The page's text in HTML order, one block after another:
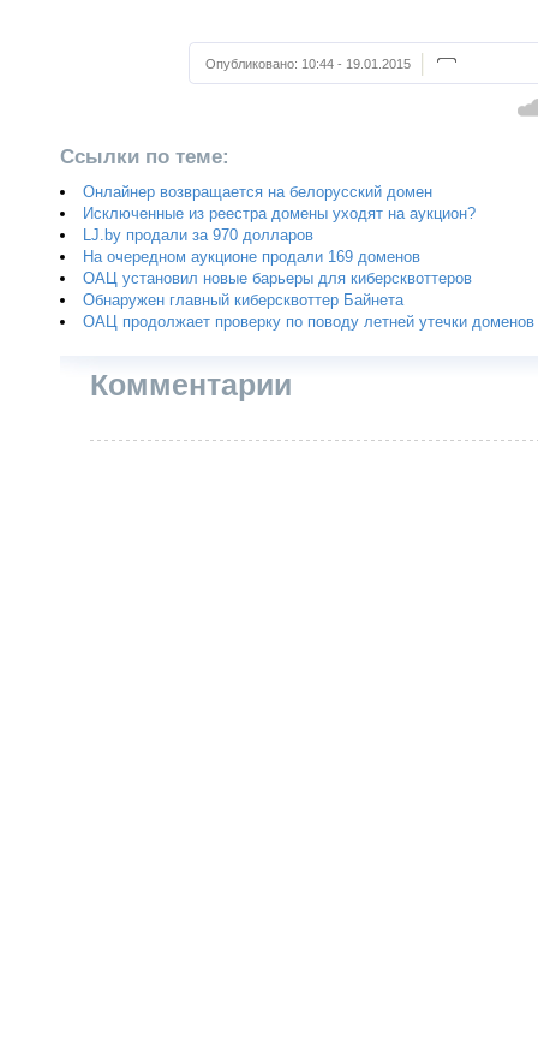
Опубликовано: 10:44 - 19.01.2015
Ссылки по теме:
Онлайнер возвращается на белорусский домен
Исключенные из реестра домены уходят на аукцион?
LJ.by продали за 970 долларов
На очередном аукционе продали 169 доменов
ОАЦ установил новые барьеры для киберсквоттеров
Обнаружен главный киберсквоттер Байнета
ОАЦ продолжает проверку по поводу летней утечки
Комментарии